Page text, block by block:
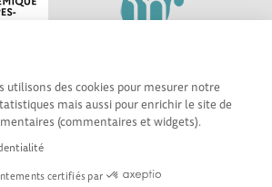
utilisons des cookies pour mesurer notre
mais aussi pour enrichir le site de
(commentaires et widgets).
certifiés par